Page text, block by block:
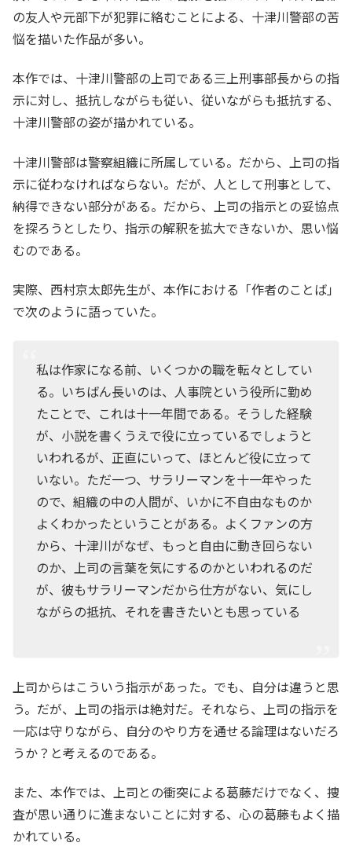
の友人や元部下が犯罪に絡むことによる、十津川警部の苦
悩を描いた作品が多い。
本作では、十津川警部の上司である三上刑事部長からの指
示に対し、抵抗しながらも従い、従いながらも抵抗する、
十津川警部の姿が描かれている。
十津川警部は警察組織に所属している。だから、上司の指
示に従わなければならない。だが、人として刑事として、
納得できない部分がある。だから、上司の指示との妥協点
を探ろうとしたり、指示の解釈を拡大できないか、思い悩
むのである。
実際、西村京太郎先生が、本作における「作者のことば」
で次のように語っていた。
私は作家になる前、いくつかの職を転々としてい
る。いちばん長いのは、人事院という役所に勤め
たことで、これは十一年間である。そうした経験
が、小説を書くうえで役に立っているでしょうと
いわれるが、正直にいって、ほとんど役に立って
いない。ただ一つ、サラリーマンを十一年やった
ので、組織の中の人間が、いかに不自由なものか
よくわかったということがある。よくファンの方
から、十津川がなぜ、もっと自由に動き回らない
のか、上司の言葉を気にするのかといわれるのだ
が、彼もサラリーマンだから仕方がない、気にし
ながらの抵抗、それを書きたいとも思っている
上司からはこういう指示があった。でも、自分は違うと思
う。だが、上司の指示は絶対だ。それなら、上司の指示を
一応は守りながら、自分のやり方を通せる論理はないだろ
うか？と考えるのである。
また、本作では、上司との衝突による葛藤だけでなく、捜
査が思い通りに進まないことに対する、心の葛藤もよく描
かれている。